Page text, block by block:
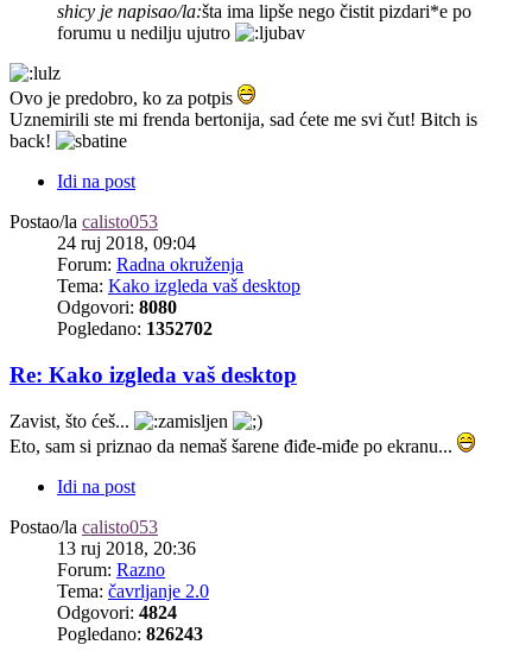
shicy je napisao/la:šta ima lipše nego čistit pizdari*e po
forumu u nedilju ujutro
Ovo je predobro, ko za potpis
Uznemirili ste mi frenda bertonija, sad ćete me svi čut! Bitch is
back!
Idi na post
Postao/la calisto053
24 ruj 2018, 09:04
Forum: Radna okruženja
Tema: Kako izgleda vaš desktop
Odgovori: 8080
Pogledano: 1352702
Re: Kako izgleda vaš desktop
Zavist, što ćeš...
Eto, sam si priznao da nemaš šarene điđe-miđe po ekranu...
Idi na post
Postao/la calisto053
13 ruj 2018, 20:36
Forum: Razno
Tema: čavrljanje 2.0
Odgovori: 4824
Pogledano: 826243